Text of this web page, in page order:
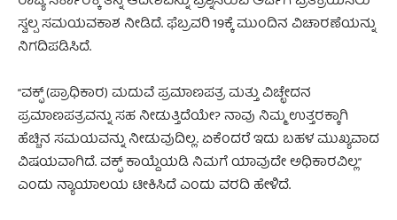
ಸ್ವಲ್ಪ ಸಮಯವಕಾಶ ನೀಡಿದೆ. ಫೆಬ್ರವರಿ 19ಕ್ಕೆ ಮುಂದಿನ ವಿಚಾರಣೆಯನ್ನು
ನಿಗದಿಪಡಿಸಿದೆ.
“ವಕ್ಫ್ (ಪ್ರಾಧಿಕಾರ) ಮದುವೆ ಪ್ರಮಾಣಪತ್ರ ಮತ್ತು ವಿಚ್ಛೇದನ
ಪ್ರಮಾಣಪತ್ರವನ್ನು ಸಹ ನೀಡುತ್ತಿದೆಯೇ? ನಾವು ನಿಮ್ಮ ಉತ್ತರಕ್ಕಾಗಿ
ಹೆಚ್ಚಿನ ಸಮಯವನ್ನು ನೀಡುವುದಿಲ್ಲ. ಏಕೆಂದರೆ ಇದು ಬಹಳ ಮುಖ್ಯವಾದ
ವಿಷಯವಾಗಿದೆ. ವಕ್ಫ್ ಕಾಯ್ದೆಯಡಿ ನಿಮಗೆ ಯಾವುದೇ ಅಧಿಕಾರವಿಲ್ಲ”
ಎಂದು ನ್ಯಾಯಾಲಯ ಟೀಕಿಸಿದೆ ಎಂದು ವರದಿ ಹೇಳಿದೆ.